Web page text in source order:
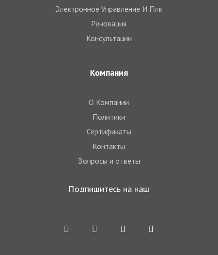
Электронное Управление И Плк
Реновация
Консультации
Компания
О Компании
Политики
Сертификаты
Контакты
Вопросы и ответы
Подпишитесь на наш
Linkedin
InstagramFacebookYoutube